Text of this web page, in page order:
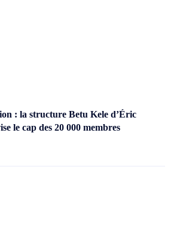
: la structure Betu Kele d’Éric
le cap des 20 000 membres